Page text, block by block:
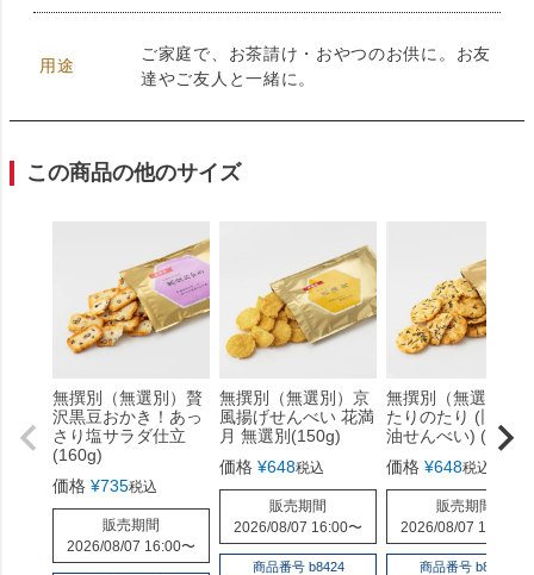
用途
ご家庭で、お茶請け・おやつのお供に。お友
達やご友人と一緒に。
この商品の他のサイズ
無撰別（無選別）贅
沢黒豆おかき！あっ
さり塩サラダ仕立
(160g)
価格 ¥735税込
販売期間
2026/08/07 16:00〜
無撰別（無選別）京
風揚げせんべい 花満
月 無選別(150g)
価格 ¥648税込
販売期間
2026/08/07 16:00〜
商品番号 b8424
無撰別（無選別）
たりのたり (旧甘醤
油せんべい) (170g)
価格 ¥648税込
販売期間
2026/08/07 16:00
商品番号 b8426